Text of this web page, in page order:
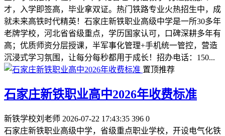
才，入学即签高，毕业拿双证。热门铁路专业火热招生中，成
就未来高铁时代精英！石家庄新铁职业高级中学是一所30多年
老牌学校，河北省省级重点，学历国家认可，口碑深耕多年有
高；优质师资分层授课，半军事化管理+手机统一管控，营造
沉浸式学习氛围，让每分每秒都用于成长！招办电话：150...
置顶推荐
石家庄新铁职业高中2026年收费标准
新铁学校刘老师 2026-07-22 17:43:35 396 0
石家庄新铁职业高级中学，省级重点职业学校，开设电气化铁